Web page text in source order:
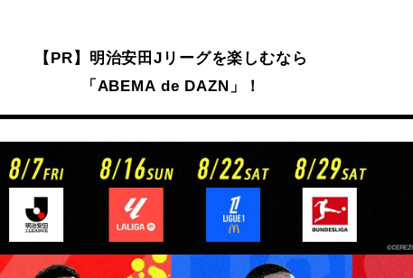
【PR】明治安田Jリーグを楽しむなら
「ABEMA de DAZN」！